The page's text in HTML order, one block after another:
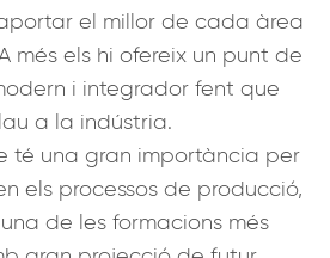
el millor de cada àrea
més els hi ofereix un punt de
i integrador fent que
a la indústria.
té una gran importància per
els processos de producció,
de les formacions més